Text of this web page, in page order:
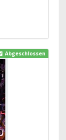
Abgeschlossen